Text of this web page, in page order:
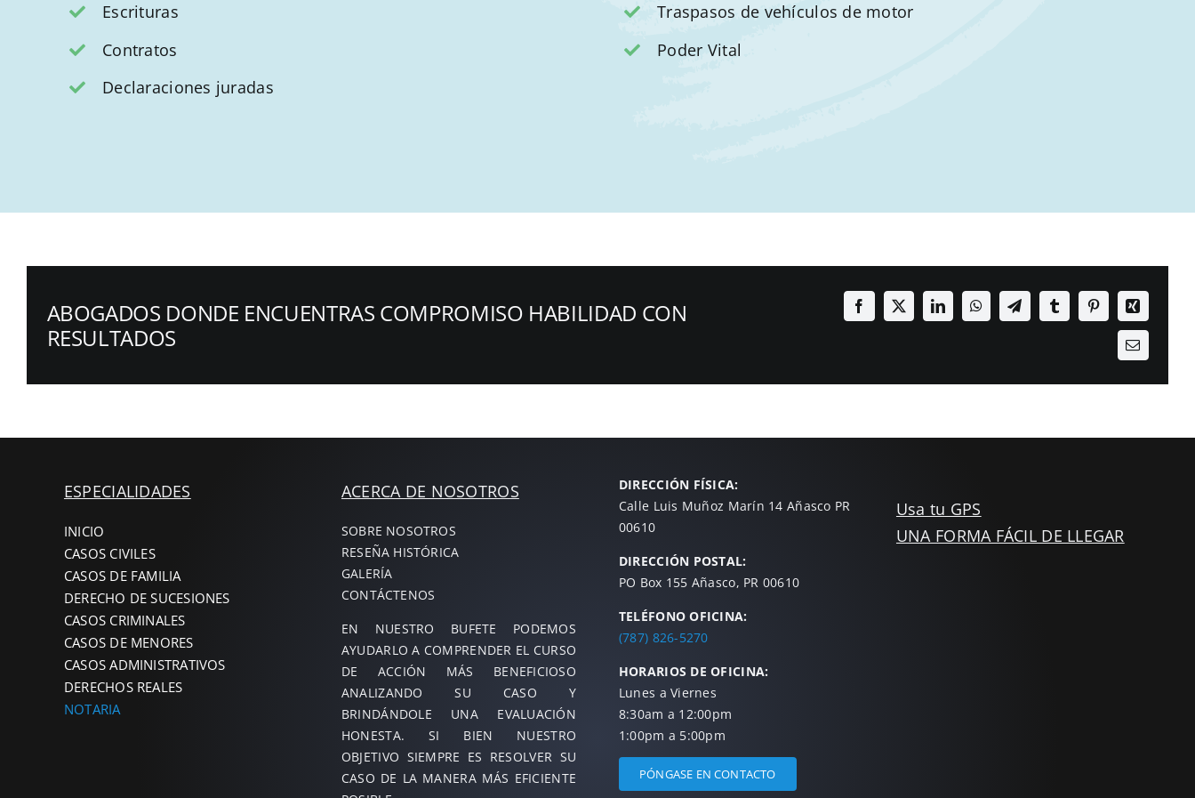
Escrituras
Contratos
Declaraciones juradas
Traspasos de vehículos de motor
Poder Vital
ABOGADOS DONDE ENCUENTRAS COMPROMISO HABILIDAD CON
RESULTADOS
Facebook
X LinkedInWhatsAppTelegramTumblrPinterestXing
Email
ESPECIALIDADES
INICIO
CASOS CIVILES
CASOS DE FAMILIA
DERECHO DE SUCESIONES
CASOS CRIMINALES
CASOS DE MENORES
CASOS ADMINISTRATIVOS
DERECHOS REALES
NOTARIA
ACERCA DE NOSOTROS
SOBRE NOSOTROS
RESEÑA HISTÓRICA
GALERÍA
CONTÁCTENOS
EN NUESTRO BUFETE PODEMOS
AYUDARLO A COMPRENDER EL CURSO
DE ACCIÓN MÁS BENEFICIOSO
ANALIZANDO SU CASO Y
BRINDÁNDOLE UNA EVALUACIÓN
HONESTA. SI BIEN NUESTRO
OBJETIVO SIEMPRE ES RESOLVER SU
CASO DE LA MANERA MÁS EFICIENTE
DIRECCIÓN FÍSICA:
Calle Luis Muñoz Marín 14 Añasco PR
00610
DIRECCIÓN POSTAL:
PO Box 155 Añasco, PR 00610
TELÉFONO OFICINA:
(787) 826-5270
HORARIOS DE OFICINA:
Lunes a Viernes
8:30am a 12:00pm
1:00pm a 5:00pm
PÓNGASE EN CONTACTO
Usa tu GPS
UNA FORMA FÁCIL DE LLEGAR